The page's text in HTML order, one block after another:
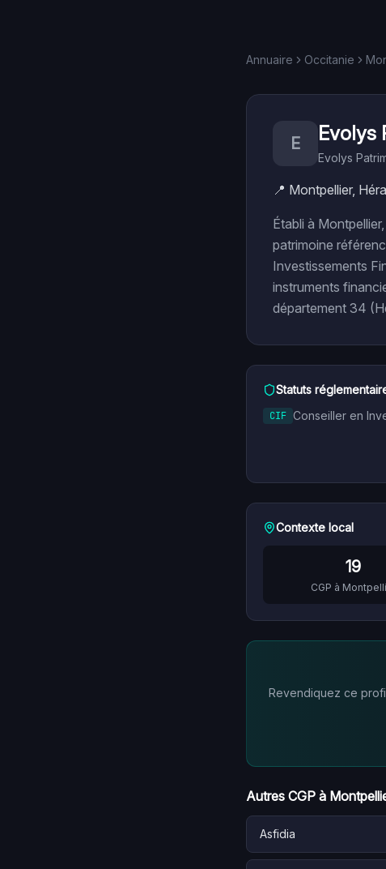
Annuaire Occitanie
E Evolys
Evolys
📍 Montpellier,
Établi à
patrimoine
Investissements
instruments
département 34
Statuts
CIF Conseiller en
Contexte local
19
CGP à
Revendiquez ce
Autres CGP à
Asfidia